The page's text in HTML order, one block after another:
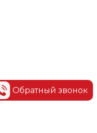
Обратный звонок